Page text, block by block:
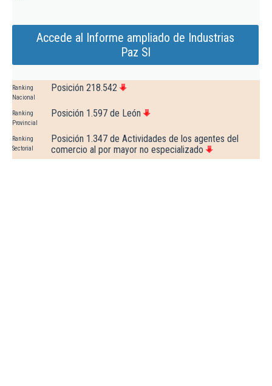
Accede al Informe ampliado de Industrias
Paz Sl
Ranking
Nacional
Posición 218.542
Ranking
Provincial
Posición 1.597 de León
Ranking
Sectorial
Posición 1.347 de Actividades de los agentes del
comercio al por mayor no especializado